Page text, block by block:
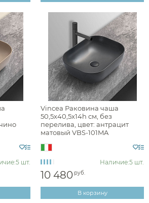
5 шт.
Vincea Раковина чаша
50,5x40,5x14h см, без
перелива, цвет: антрацит
матовый VBS-101MA
Наличие:5 шт.
10 480 руб.
В корзину